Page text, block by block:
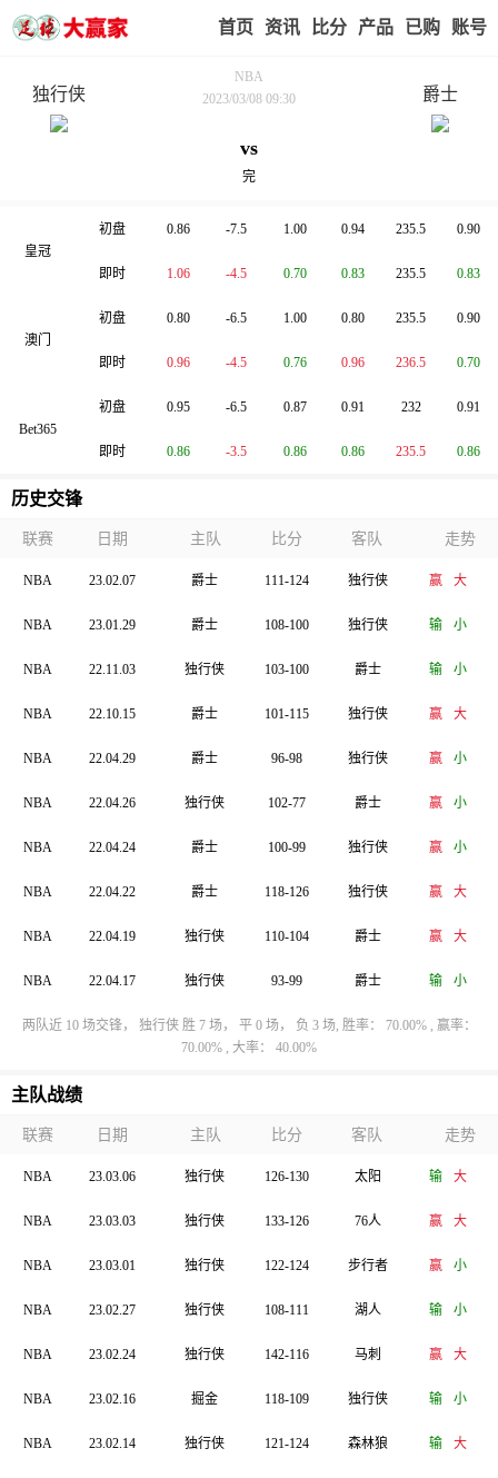
首页 赢家视点赛事比分实战版入口
我的
NBA
2023/03/08 09:30
vs
完
独行侠 爵士
亚洲指数
皇冠
初盘
即时
0.86 -7.5 1.00
1.06 -4.5 0.70
0.94 235.5 0.90
0.83 235.5 0.83
澳门
初盘
即时
0.80 -6.5 1.00
0.96 -4.5 0.76
0.80 235.5 0.90
0.96 236.5 0.70
Bet365
初盘
即时
0.95 -6.5 0.87
0.86 -3.5 0.86
0.91 232 0.91
0.86 235.5 0.86
历史交锋
联赛 日期 主队 比分 客队 走势
NBA 23.02.07 爵士 111-124 独行侠 赢 大
NBA 23.01.29 爵士 108-100 独行侠 输 小
NBA 22.11.03 独行侠 103-100 爵士 输 小
NBA 22.10.15 爵士 101-115 独行侠 赢 大
NBA 22.04.29 爵士 96-98 独行侠 赢 小
NBA 22.04.26 独行侠 102-77 爵士 赢 小
NBA 22.04.24 爵士 100-99 独行侠 赢 小
NBA 22.04.22 爵士 118-126 独行侠 赢 大
NBA 22.04.19 独行侠 110-104 爵士 赢 大
NBA 22.04.17 独行侠 93-99 爵士 输 小
两队近 10 场交锋， 独行侠 胜 7 场， 平 0 场， 负 3 场, 胜率： 70.00% , 赢率：
70.00% , 大率： 40.00%
主队战绩
联赛 日期 主队 比分 客队 走势
NBA 23.03.06 独行侠 126-130 太阳 输 大
NBA 23.03.03 独行侠 133-126 76人 赢 大
NBA 23.03.01 独行侠 122-124 步行者 赢 小
NBA 23.02.27 独行侠 108-111 湖人 输 小
NBA 23.02.24 独行侠 142-116 马刺 赢 大
NBA 23.02.16 掘金 118-109 独行侠 输 小
NBA 23.02.14 独行侠 121-124 森林狼 输 大